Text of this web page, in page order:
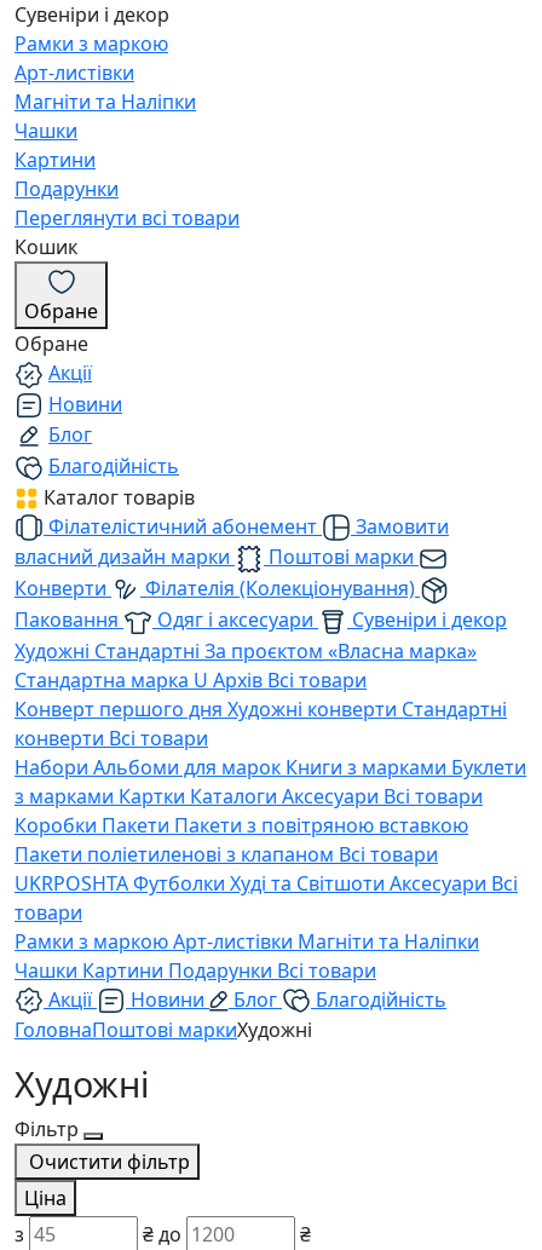
Сувеніри і декор
Рамки з маркою
Арт-листівки
Магніти та Наліпки
Чашки
Картини
Подарунки
Переглянути всі товари
Кошик
Обране
Обране
Акції
Новини
Блог
Благодійність
Каталог товарів
Філателістичний абонемент
Замовити
власний дизайн марки
Поштові марки
Конверти
Філателія (Колекціонування)
Паковання
Одяг і аксесуари
Сувеніри і декор
Художні Стандартні За проєктом «Власна марка»
Стандартна марка U Архів Всі товари
Конверт першого дня Художні конверти Стандартні
конверти Всі товари
Набори Альбоми для марок Книги з марками Буклети
з марками Картки Каталоги Аксесуари Всі товари
Коробки Пакети Пакети з повітряною вставкою
Пакети поліетиленові з клапаном Всі товари
UKRPOSHTAФутболки Худі та Світшоти Аксесуари Всі
товари
Рамки з маркоюАрт-листівки Магніти та Наліпки
Чашки Картини Подарунки Всі товари
Акції
Новини Блог
Благодійність
ГоловнаПоштові маркиХудожні
Художні
Фільтр
Очистити фільтр
Ціна
з
₴до
₴